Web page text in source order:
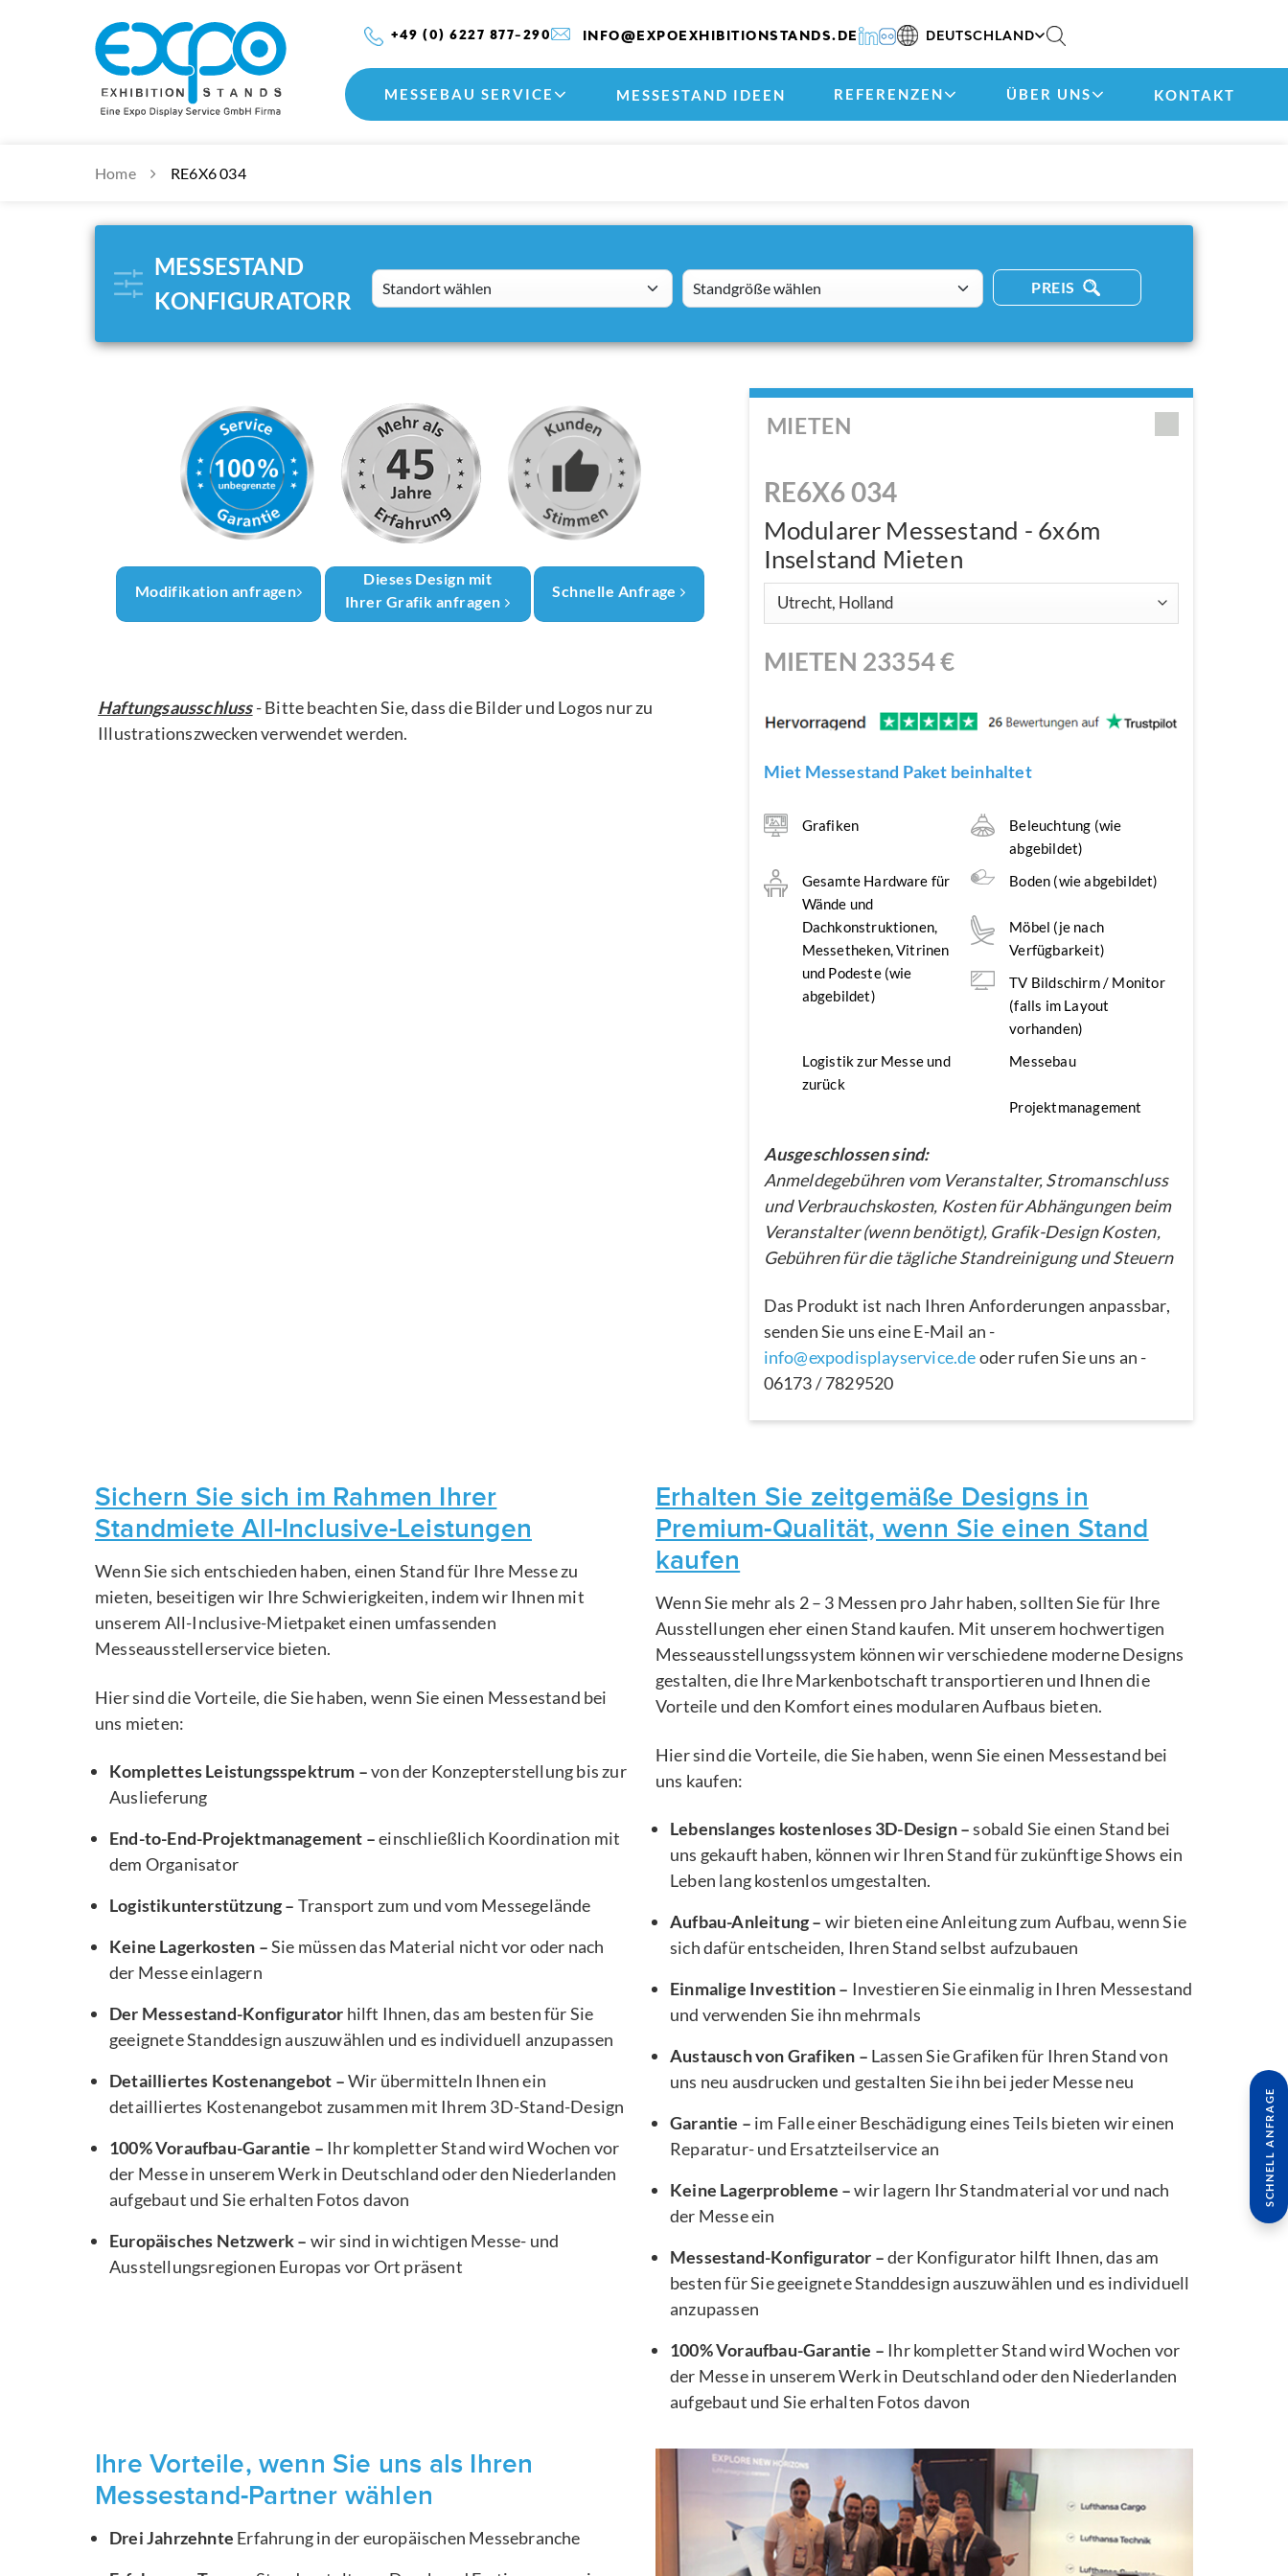
+49 (0) 6227 877-290 INFO@EXPOEXHIBITIONSTANDS.DE DEUTSCHLAND
MESSEBAU SERVICE MESSESTAND IDEEN REFERENZEN ÜBER UNS KONTAKT
Home RE6X6 034
MESSESTAND
KONFIGURATORR
Standort wählen standsizes PREIS
Modifikation anfragen
Dieses Design mit
Ihrer Grafik anfragen
Schnelle Anfrage
Haftungsausschluss- Bitte beachten Sie, dass die Bilder und Logos nur zu
Illustrationszwecken verwendet werden.
MIETEN
RE6X6 034
Modularer Messestand - 6x6m
Inselstand Mieten
MIETEN 23354€
Miet Messestand Paket beinhaltet
Grafiken
Beleuchtung (wie
abgebildet)
Gesamte Hardware für
Wände und
Dachkonstruktionen,
Messetheken, Vitrinen
und Podeste (wie
abgebildet)
Boden (wie abgebildet)
Möbel (je nach
Verfügbarkeit)
TV Bildschirm / Monitor
(falls im Layout
vorhanden)
Logistik zur Messe und
zurück
Messebau
Projektmanagement
Ausgeschlossen sind:
Anmeldegebühren vom Veranstalter, Stromanschluss
und Verbrauchskosten, Kosten für Abhängungen beim
Veranstalter (wenn benötigt), Grafik-Design Kosten,
Gebühren für die tägliche Standreinigung und Steuern
Das Produkt ist nach Ihren Anforderungen anpassbar,
senden Sie uns eine E-Mail an -
info@expodisplayservice.deoder rufen Sie uns an -
06173 / 7829520
Sichern Sie sich im Rahmen Ihrer
Standmiete All-Inclusive-Leistungen
Wenn Sie sich entschieden haben, einen Stand für Ihre Messe zu
mieten, beseitigen wir Ihre Schwierigkeiten, indem wir Ihnen mit
unserem All-Inclusive-Mietpaket einen umfassenden
Messeausstellerservice bieten.
Hier sind die Vorteile, die Sie haben, wenn Sie einen Messestand bei
uns mieten:
Komplettes Leistungsspektrum –von der Konzepterstellung bis zur
Auslieferung
End-to-End-Projektmanagement –einschließlich Koordination mit
dem Organisator
Logistikunterstützung – Transport zum und vom Messegelände
Keine Lagerkosten –Sie müssen das Material nicht vor oder nach
der Messe einlagern
Der Messestand-Konfigurator hilft Ihnen, das am besten für Sie
geeignete Standdesign auszuwählen und es individuell anzupassen
Detailliertes Kostenangebot –Wir übermitteln Ihnen ein
detailliertes Kostenangebot zusammen mit Ihrem 3D-Stand-Design
100% Voraufbau-Garantie – Ihr kompletter Stand wird Wochen vor
der Messe in unserem Werk in Deutschland oder den Niederlanden
aufgebaut und Sie erhalten Fotos davon
Europäisches Netzwerk – wir sind in wichtigen Messe- und
Ausstellungsregionen Europas vor Ort präsent
Erhalten Sie zeitgemäße Designs in
Premium-Qualität, wenn Sie einen Stand
kaufen
Wenn Sie mehr als 2 – 3 Messen pro Jahr haben, sollten Sie für Ihre
Ausstellungen eher einen Stand kaufen. Mit unserem hochwertigen
Messeausstellungssystem können wir verschiedene moderne Designs
gestalten, die Ihre Markenbotschaft transportieren und Ihnen die
Vorteile und den Komfort eines modularen Aufbaus bieten.
Hier sind die Vorteile, die Sie haben, wenn Sie einen Messestand bei
uns kaufen:
Lebenslanges kostenloses 3D-Design –sobald Sie einen Stand bei
uns gekauft haben, können wir Ihren Stand für zukünftige Shows ein
Leben lang kostenlos umgestalten.
Aufbau-Anleitung – wir bieten eine Anleitung zum Aufbau, wenn Sie
sich dafür entscheiden, Ihren Stand selbst aufzubauen
Einmalige Investition – Investieren Sie einmalig in Ihren Messestand
und verwenden Sie ihn mehrmals
Austausch von Grafiken – Lassen Sie Grafiken für Ihren Stand von
uns neu ausdrucken und gestalten Sie ihn bei jeder Messe neu
Garantie – im Falle einer Beschädigung eines Teils bieten wir einen
Reparatur- und Ersatzteilservice an
Keine Lagerprobleme –wir lagern Ihr Standmaterial vor und nach
der Messe ein
Messestand-Konfigurator –der Konfigurator hilft Ihnen, das am
besten für Sie geeignete Standdesign auszuwählen und es individuell
anzupassen
100% Voraufbau-Garantie – Ihr kompletter Stand wird Wochen vor
der Messe in unserem Werk in Deutschland oder den Niederlanden
aufgebaut und Sie erhalten Fotos davon
Ihre Vorteile, wenn Sie uns als Ihren
Messestand-Partner wählen
Drei Jahrzehnte Erfahrung in der europäischen Messebranche
SCHNELL ANFRAGE